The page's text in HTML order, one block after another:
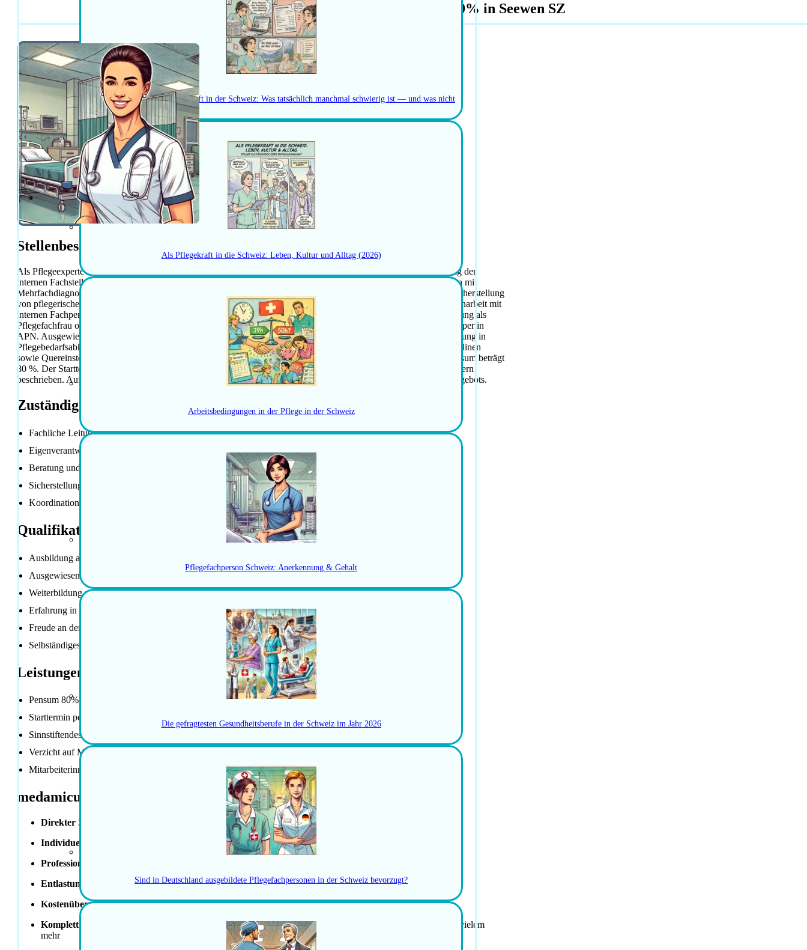
Herausforderungen als Pflegekraft in der Schweiz: Was tatsächlich manchmal schwierig ist — und was nicht
Als Pflegekraft in die Schweiz: Leben, Kultur und Alltag (2026)
Arbeitsbedingungen in der Pflege in der Schweiz
Pflegefachperson Schweiz: Anerkennung & Gehalt
Die gefragtesten Gesundheitsberufe in der Schweiz im Jahr 2026
Sind in Deutschland ausgebildete Pflegefachpersonen in der Schweiz bevorzugt?
Pflegeexperte/Pflegeexpertin Allgemeinpflege 80% in Seewen SZ
Stellenbeschreibung
Als Pflegeexperte oder Pflegeexpertin Allgemeinpflege übernehmen Sie die fachliche Leitung und Weiterentwicklung der
internen Fachstelle Pflege und Gesundheit. Sie steuern eigenverantwortlich komplexe Pflegesituationen bei Menschen mit
Mehrfachdiagnosen und beraten sowie unterstützen die agogischen Teams in Pflege- und Gesundheitsthemen. Die Sicherstellung
von pflegerischen Qualitätsstandards im Alltag gehört zu Ihren Kernaufgaben, ebenso die Koordination der Zusammenarbeit mit
internen Fachpersonen sowie externen Ärzten und Spitzenorganisationen. Für diese Rolle benötigen Sie eine Ausbildung als
Pflegefachfrau oder Pflegefachmann HF/FH mit mehrjähriger Berufserfahrung sowie eine Weiterbildung zur Pflegeexpertin
APN. Ausgewiesene Erfahrung in interdisziplinärer Zusammenarbeit und Koordination ist erforderlich, ebenso Erfahrung in
Pflegebedarfsabklärung wie BESA oder interRAI. Freude an der Wissensvermittlung an Fachpersonen anderer Disziplinen
sowie Quereinsteigerinnen und Quereinsteiger wird erwartet. Sie arbeiten selbständig, exakt und strukturiert. Das Pensum beträgt
80 %. Der Starttermin ist per 01.10.2026 oder nach Vereinbarung möglich. Das Umfeld wird als sinnstiftend und modern
beschrieben. Auf ein Motivationsschreiben wird verzichtet. Mitarbeiterinnen- und Mitarbeitervorteile sind Teil des Angebots.
Zuständigkeiten / Hauptaufgaben
Fachliche Leitung und Weiterentwicklung der internen Fachstelle Pflege und Gesundheit
Eigenverantwortliche Steuerung komplexer Pflegesituationen bei Menschen mit Mehrfachdiagnosen
Beratung und Unterstützung der agogischen Teams in Pflege- und Gesundheitsthemen
Sicherstellung von pflegerischen Qualitätsstandards im Alltag
Koordination der Zusammenarbeit mit internen Fachpersonen sowie externen Ärzten und Spitexorganisationen
Qualifikationen / Anforderungen
Ausbildung als Pflegefachfraumann HF/FH mit mehrjähriger Berufserfahrung
Ausgewiesene Erfahrung in interdisziplinärer Zusammenarbeit und Koordination
Weiterbildung zur Pflegeexpertin APN
Erfahrung in Pflegebedarfsabklärung (z. B. BESA, interRAI)
Freude an der Wissensvermittlung an Fachpersonen anderer Disziplinen sowie Quereinsteigerinnen
Selbständiges, exaktes und strukturiertes Arbeiten
Leistungen der Anstellung
Pensum 80%
Starttermin per 01.10.2026 oder nach Vereinbarung
Sinnstiftendes und modernes Umfeld
Verzicht auf Motivationsschreiben
Mitarbeiterinnenvorteile
medamicus Vorteile
Direkter Zugang
zu einem weitreichenden Netzwerk und Entscheidungsträgern im Gesundheitswesen
Individuelles Coaching
für Bewerbungsgespräche – überzeugend auftreten, authentisch bleiben
Professionelle Unterstützung
Entlastung beim Umzug– von der Wohnungssuche bis zur Anmeldung vor Ort
KostenübernahmefürMEBEKO-AnerkennungoderSRK-Gebühren
Komplett kostenloser Relocation-Service
: Hilfe bei Steuern, Versicherungen, Bankkonto, Zoll, Schulen und vielem
mehr